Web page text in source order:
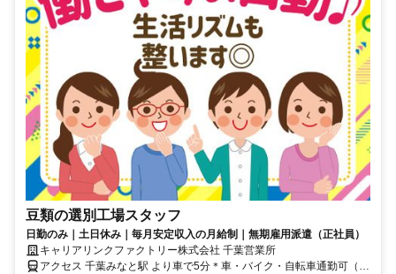
豆類の選別工場スタッフ
日勤のみ｜土日休み｜毎月安定収入の月給制｜無期雇用派遣（正社員）
キャリアリンクファクトリー株式会社 千葉営業所
アクセス 千葉みなと駅 より車で5分＊車・バイク・自転車通勤可（無